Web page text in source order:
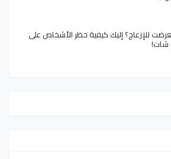
للإزعاج؟ إليك كيفية حظر الأشخاص على
شات!